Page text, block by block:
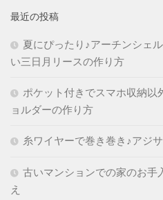
最近の投稿
夏にぴったり♪アーチンシェ
い三日月リースの作り方
ポケット付きでスマホ収納以
ョルダーの作り方
糸ワイヤーで巻き巻き♪アジ
古いマンションでの家のお手
え